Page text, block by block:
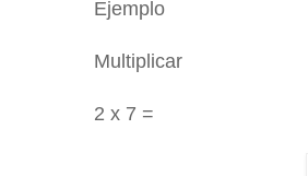
Ejemplo
Multiplicar
2 x 7 =